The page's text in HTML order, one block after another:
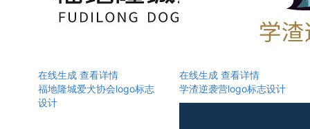
在线生成 查看详情
福地隆城爱犬协会logo标志
设计
在线生成 查看详情
学渣逆袭营logo标志设计